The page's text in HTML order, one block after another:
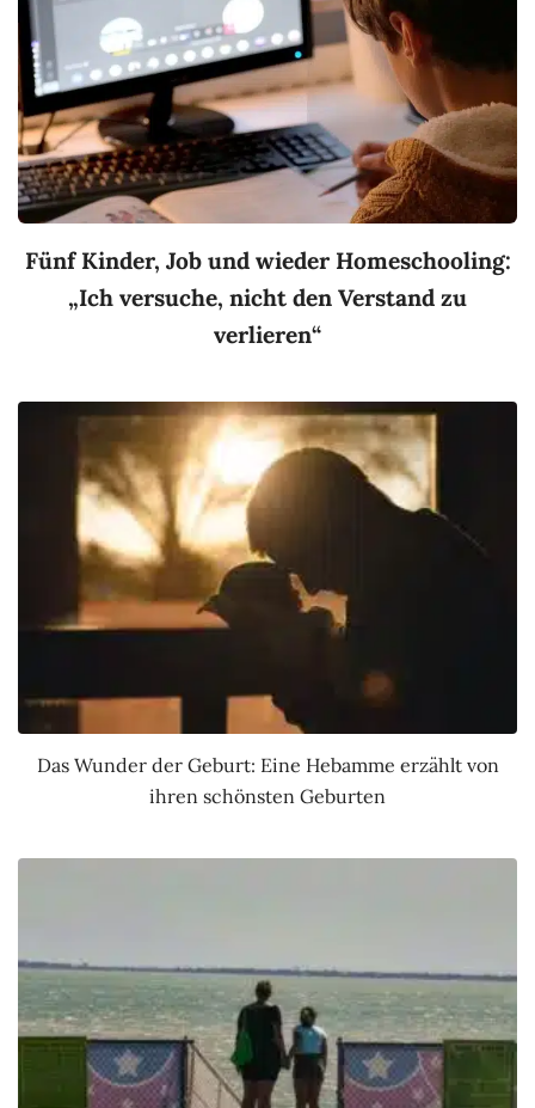
Fünf Kinder, Job und wieder Homeschooling:
„Ich versuche, nicht den Verstand zu
verlieren“
Das Wunder der Geburt: Eine Hebamme erzählt von
ihren schönsten Geburten